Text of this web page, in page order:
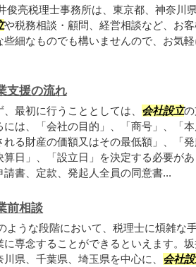
俊亮税理士事務所は、東京都、神奈川
や税務相談・顧問、経営相談など、お
些細なものでも構いませんので、お気
支援の流れ
、最初に行うこととしては、 会社設立
には、「会社の目的」、「商号」、「
れる財産の価額又はその最低額」、「
算日」、「設立日」を決定する必要が
請書、定款、発起人全員の同意書...
前相談
ような段階において、税理士に煩雑な
に専念することができるといえます。
川県、千葉県、埼玉県を中心に、 会社